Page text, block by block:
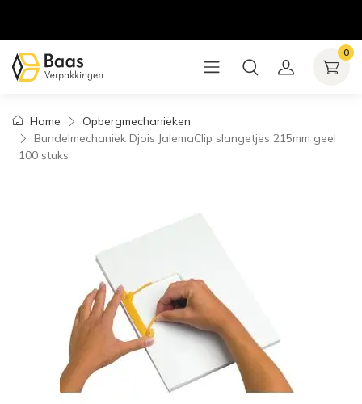
0
Home
Opbergmechanieken
Bundelmechaniek Djois JalemaClip slangetjes 215mm geel
100 stuks